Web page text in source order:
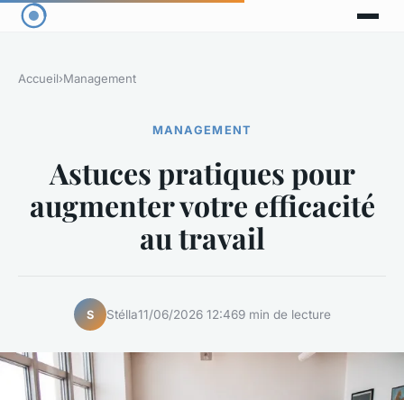
Accueil›Management
MANAGEMENT
Astuces pratiques pour
augmenter votre efficacité
au travail
S Stélla11/06/2026 12:469 min de lecture